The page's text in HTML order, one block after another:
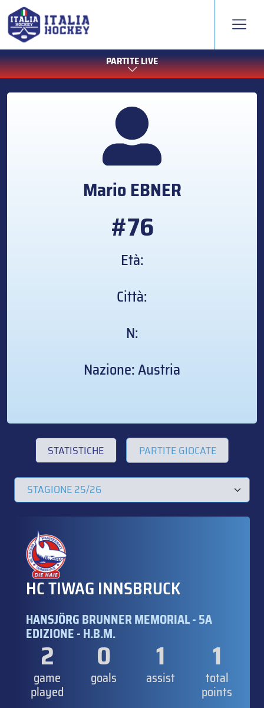
PARTITE LIVE
MarioEBNER
#76
Età:
Città:
N:
Nazione: Austria
STATISTICHE PARTITE GIOCATE
HC TIWAG INNSBRUCK
HANSJÖRG BRUNNER MEMORIAL - 5A
EDIZIONE - H.B.M.
2
game
played
0
goals
1
assist
1
total
points